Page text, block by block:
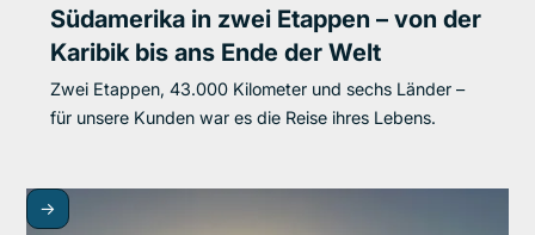
Südamerika in zwei Etappen – von der
Karibik bis ans Ende der Welt
Zwei Etappen, 43.000 Kilometer und sechs Länder –
für unsere Kunden war es die Reise ihres Lebens.
->